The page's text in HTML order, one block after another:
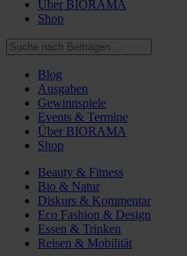
Über BIORAMA
Shop
Blog
Ausgaben
Gewinnspiele
Events & Termine
Über BIORAMA
Shop
Beauty & Fitness
Bio & Natur
Diskurs & Kommentar
Eco Fashion & Design
Essen & Trinken
Reisen & Mobilität